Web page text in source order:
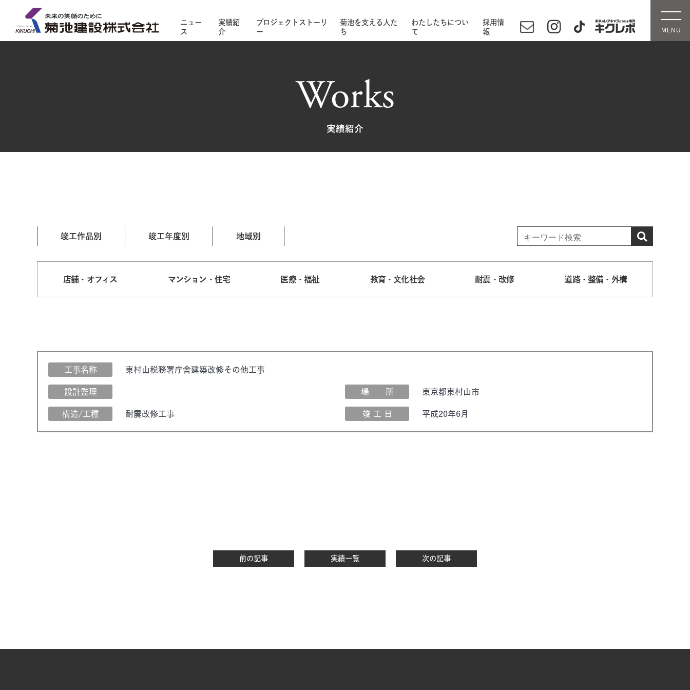
ニュー
ス
実績紹
介
プロジェクトストーリ
ー
菊池を支える人た
ち
わたしたちについ
て
採用情
報
Works
実績紹介
竣工作品別 竣工年度別 地域別
店舗・オフィス マンション・住宅 医療・福祉 教育・文化社会 耐震・改修 道路・整備・外構
工事名称 東村山税務署庁舎建築改修その他工事
設計監理 場 所 東京都東村山市
構造/工種 耐震改修工事 竣 工 日 平成20年6月
前の記事 実績一覧 次の記事